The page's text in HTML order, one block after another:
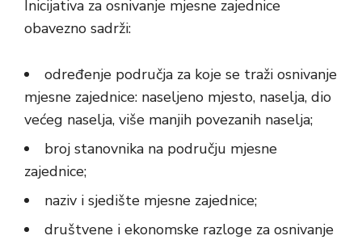
Inicijativa za osnivanje mjesne zajednice
obavezno sadrži:
određenje područja za koje se traži osnivanje
mjesne zajednice: naseljeno mjesto, naselja, dio
većeg naselja, više manjih povezanih naselja;
broj stanovnika na području mjesne
zajednice;
naziv i sjedište mjesne zajednice;
društvene i ekonomske razloge za osnivanje